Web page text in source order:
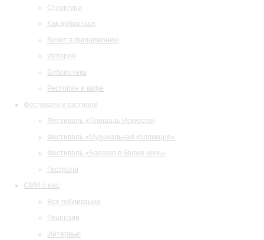
Структура
Как добраться
Визит в филармонию
История
Библиотека
Ресторан и кафе
Фестивали и гастроли
Фестиваль «Площадь Искусств»
Фестиваль «Музыкальная коллекция»
Фестиваль «Барокко в белую ночь»
Гастроли
СМИ о нас
Все публикации
Рецензии
Интервью